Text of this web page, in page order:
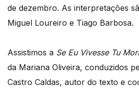
de dezembro. As interpretações
Miguel Loureiro e Tiago Barbosa.
Assistimos a Se Eu Vivesse Tu
da Mariana Oliveira, conduzidos
Castro Caldas, autor do texto e